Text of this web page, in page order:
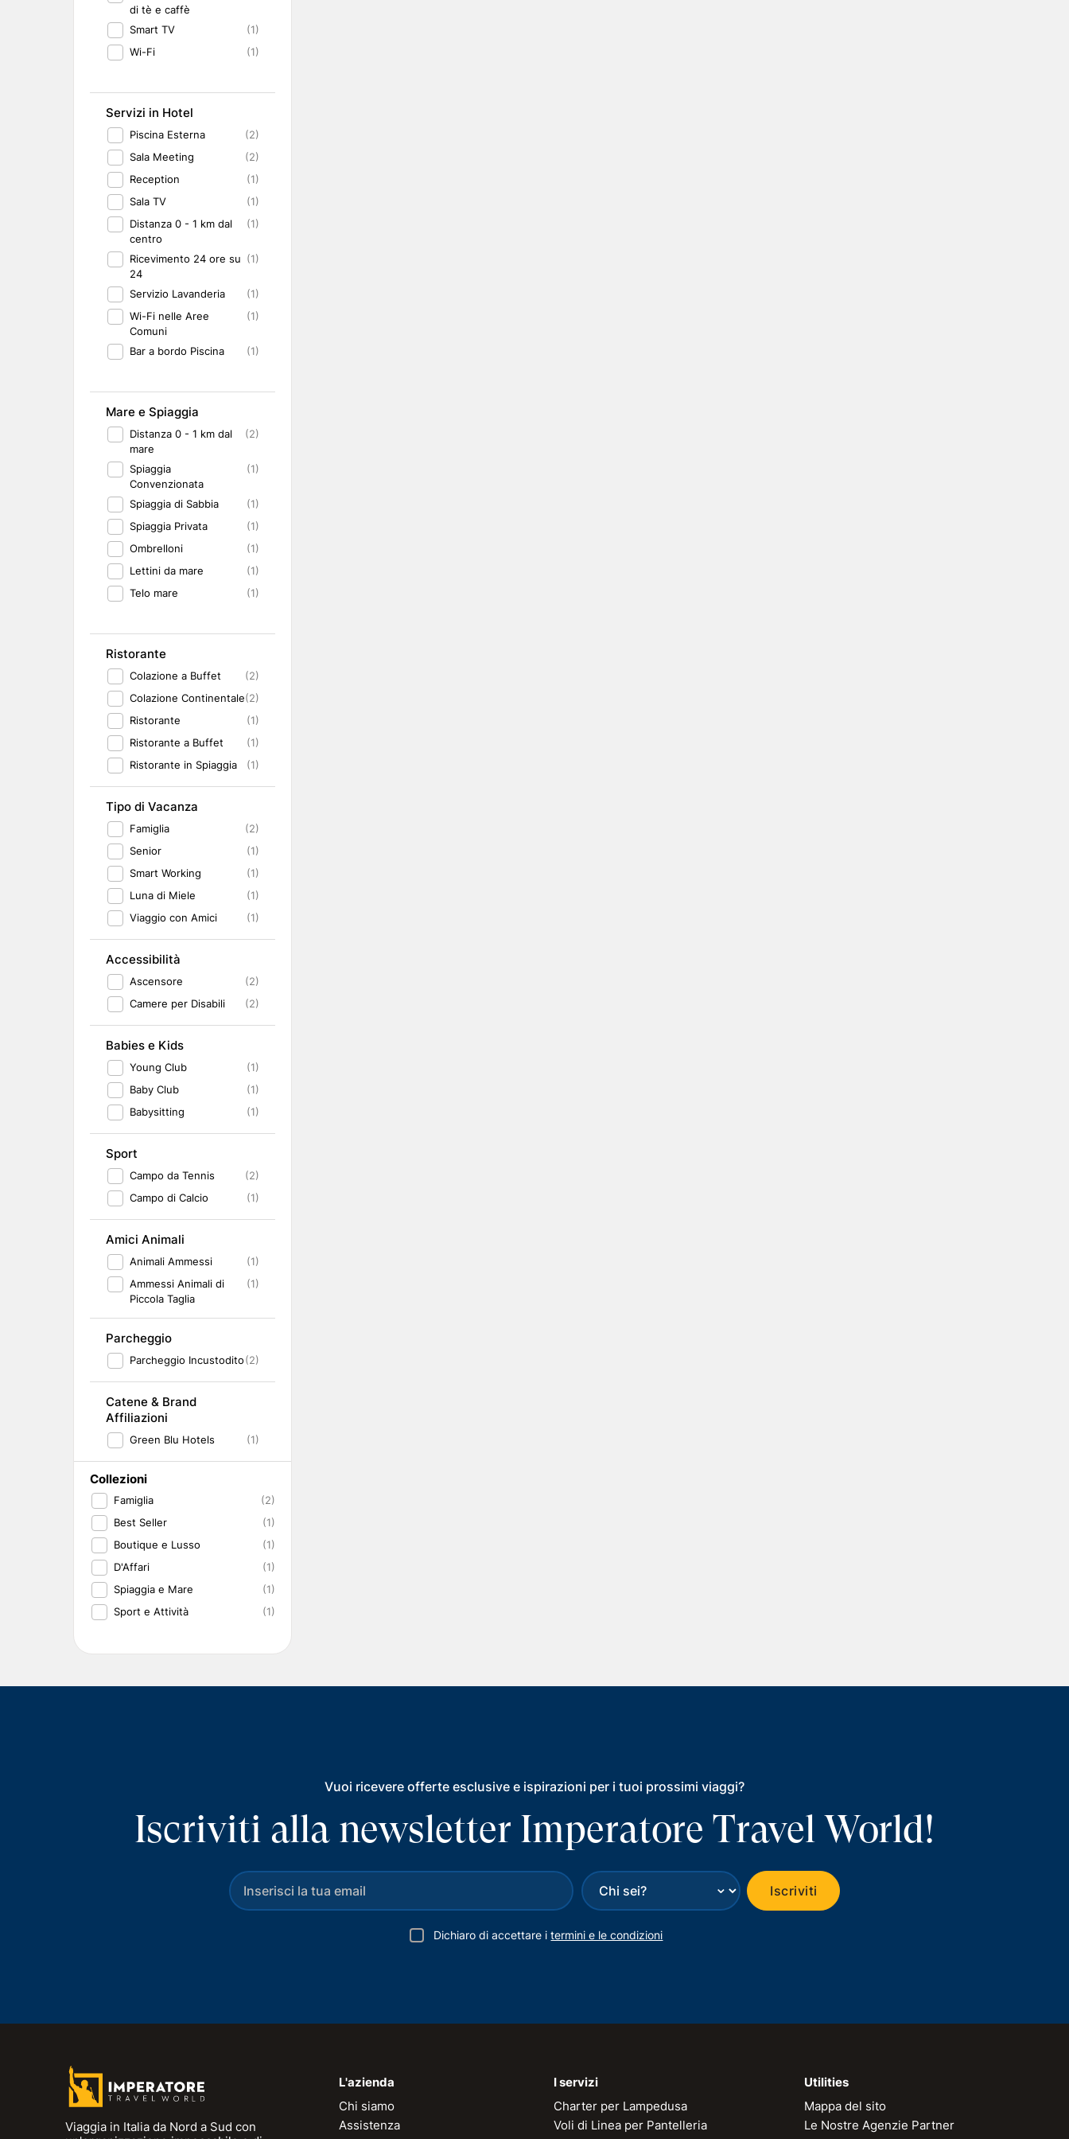
di tè e caffè
Smart TV
(1)
Wi-Fi
(1)
Servizi in Hotel
Piscina Esterna
(2)
Sala Meeting
(2)
Reception
(1)
Sala TV
(1)
Distanza 0 - 1 km dal
centro
(1)
Ricevimento 24 ore su
24
(1)
Servizio Lavanderia
(1)
Wi-Fi nelle Aree
Comuni
(1)
Bar a bordo Piscina (1)
Mare e Spiaggia
Distanza 0 - 1 km dal
mare
(2)
Spiaggia
Convenzionata
(1)
Spiaggia di Sabbia
(1)
Spiaggia Privata
(1)
Ombrelloni
(1)
Lettini da mare
(1)
Telo mare
(1)
Ristorante
Colazione a Buffet
(2)
Colazione Continentale(2)
Ristorante
(1)
Ristorante a Buffet
(1)
Ristorante in Spiaggia
(1)
Tipo di Vacanza
Famiglia
(2)
Senior
(1)
Smart Working
(1)
Luna di Miele
(1)
Viaggio con Amici
(1)
Accessibilità
Ascensore
(2)
Camere per Disabili
(2)
Babies e Kids
Young Club
(1)
Baby Club
(1)
Babysitting
(1)
Sport
Campo da Tennis
(2)
Campo di Calcio
(1)
Amici Animali
Animali Ammessi
(1)
Ammessi Animali di
Piccola Taglia
(1)
Parcheggio
Parcheggio Incustodito(2)
Catene & Brand
Affiliazioni
Green Blu Hotels (1)
Collezioni
Famiglia
(2)
Best Seller
(1)
Boutique e Lusso
(1)
D'Affari
(1)
Spiaggia e Mare
(1)
Sport e Attività
(1)
Vuoi ricevere offerte esclusive e ispirazioni per i tuoi prossimi viaggi?
Iscriviti alla newsletter Imperatore Travel World!
⌄ Iscriviti
Dichiaro di accettare itermini e le condizioni
Viaggia in Italia da Nord a Sud con
L'azienda
Chi siamo
Assistenza
I servizi
Charter per Lampedusa
Voli di Linea per Pantelleria
Utilities
Mappa del sito
Le Nostre Agenzie Partner